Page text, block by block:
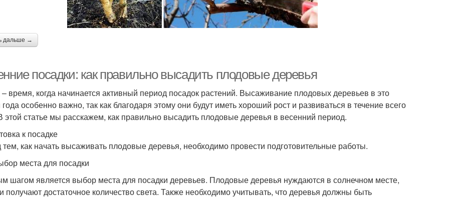
дальше →
посадки: как правильно высадить плодовые деревья
время, когда начинается активный период посадок растений. Высаживание плодовых деревьев в это
особенно важно, так как благодаря этому они будут иметь хороший рост и развиваться в течение всего
этой статье мы расскажем, как правильно высадить плодовые деревья в весенний период.
к посадке
как начать высаживать плодовые деревья, необходимо провести подготовительные работы.
места для посадки
шагом является выбор места для посадки деревьев. Плодовые деревья нуждаются в солнечном месте,
получают достаточное количество света. Также необходимо учитывать, что деревья должны быть